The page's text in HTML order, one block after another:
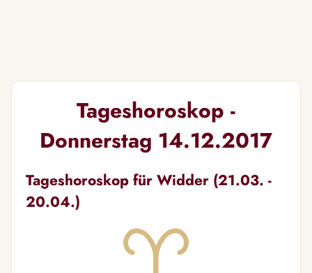
Tageshoroskop -
Donnerstag 14.12.2017
Tageshoroskop für Widder (21.03. -
20.04.)